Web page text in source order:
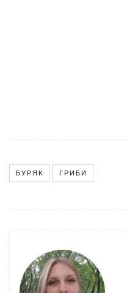
БУРЯК ГРИБИ